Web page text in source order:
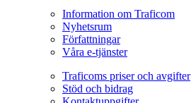
Information om Traficom
Nyhetsrum
Författningar
Våra e-tjänster
Traficoms priser och avgifter
Stöd och bidrag